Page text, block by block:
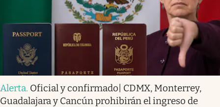
Alerta. Oficial y confirmado| CDMX, Monterrey,
Guadalajara y Cancún prohibirán el ingreso de